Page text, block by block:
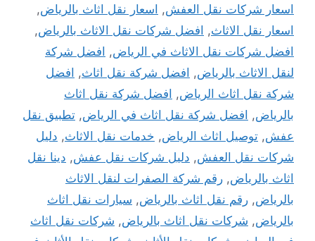
اسعار شركات نقل العفش, اسعار نقل اثاث بالرياض,
اسعار نقل الاثاث, افضل شركات نقل الاثاث بالرياض,
افضل شركات نقل الاثاث في الرياض, افضل شركة
لنقل الاثاث بالرياض, افضل شركة نقل اثاث, افضل
شركة نقل اثاث الرياض, افضل شركة نقل اثاث
بالرياض, افضل شركة نقل اثاث في الرياض, تطبيق نقل
عفش, توصيل اثاث الرياض, خدمات نقل الاثاث, دليل
شركات نقل العفش, دليل شركات نقل عفش, دينا نقل
اثاث بالرياض, رقم شركة الصفرات لنقل الاثاث
بالرياض, رقم نقل اثاث بالرياض, سيارات نقل اثاث
بالرياض, شركات نقل اثاث بالرياض, شركات نقل اثاث